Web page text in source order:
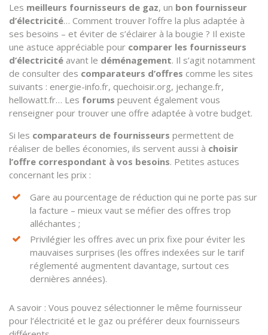
Les meilleurs fournisseurs de gaz, un bon fournisseur
d’électricité… Comment trouver l’offre la plus adaptée à
ses besoins – et éviter de s’éclairer à la bougie ? Il existe
une astuce appréciable pour comparer les fournisseurs
d’électricité avant le déménagement. Il s’agit notamment
de consulter des comparateurs d’offres comme les sites
suivants : energie-info.fr, quechoisir.org, jechange.fr,
hellowatt.fr… Les forums peuvent également vous
renseigner pour trouver une offre adaptée à votre budget.
Si les comparateurs de fournisseurs permettent de
réaliser de belles économies, ils servent aussi à choisir
l’offre correspondant à vos besoins. Petites astuces
concernant les prix :
Gare au pourcentage de réduction qui ne porte pas sur
la facture – mieux vaut se méfier des offres trop
alléchantes ;
Privilégier les offres avec un prix fixe pour éviter les
mauvaises surprises (les offres indexées sur le tarif
réglementé augmentent davantage, surtout ces
dernières années).
A savoir : Vous pouvez sélectionner le même fournisseur
pour l’électricité et le gaz ou préférer deux fournisseurs